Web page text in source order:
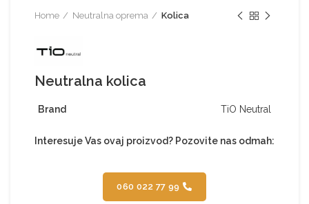
Home Neutralna oprema Kolica
Neutralna kolica
Brand TiO Neutral
Interesuje Vas ovaj proizvod? Pozovite nas odmah:
060 022 77 99